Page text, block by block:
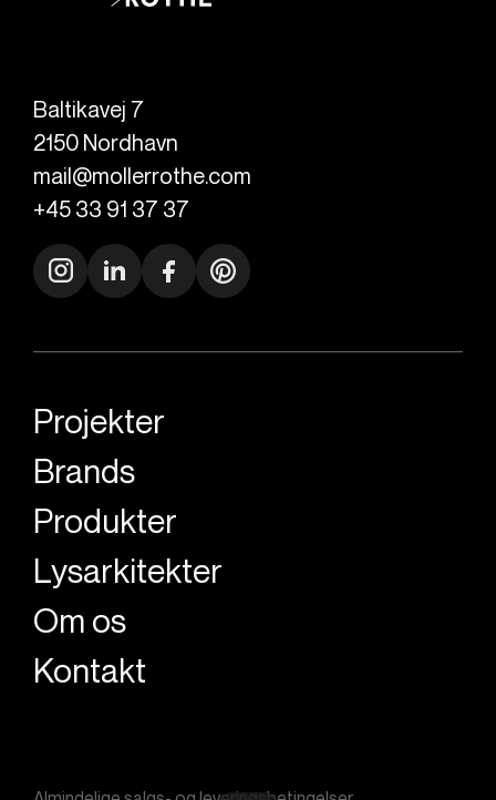
Baltikavej 7
2150 Nordhavn
mail@mollerrothe.com
+45 33 91 37 37
Projekter
Brands
Produkter
Lysarkitekter
Om os
Kontakt